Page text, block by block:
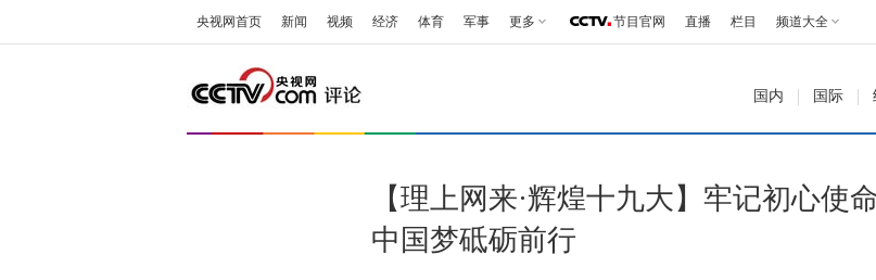
央视网首页 新闻 视频 经济 体育 军事 更多 节目官网 直播 栏目 频道大全
国内 国际
【理上网来·辉煌十九大】牢记初心使
中国梦砥砺前行